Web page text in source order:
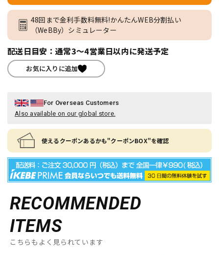
48回まで金利手数料無料!かんたんWEB分割払い
（WeBBy）シミュレーター
配送日目安：通常3～4営業日以内に発送予定
お気に入りに追加
For Overseas Customers
Also available on our global store.
使えるクーポンあるかも"クーポンBOX"を確認
RECOMMENDED
ITEMS
こちらもよく見られています